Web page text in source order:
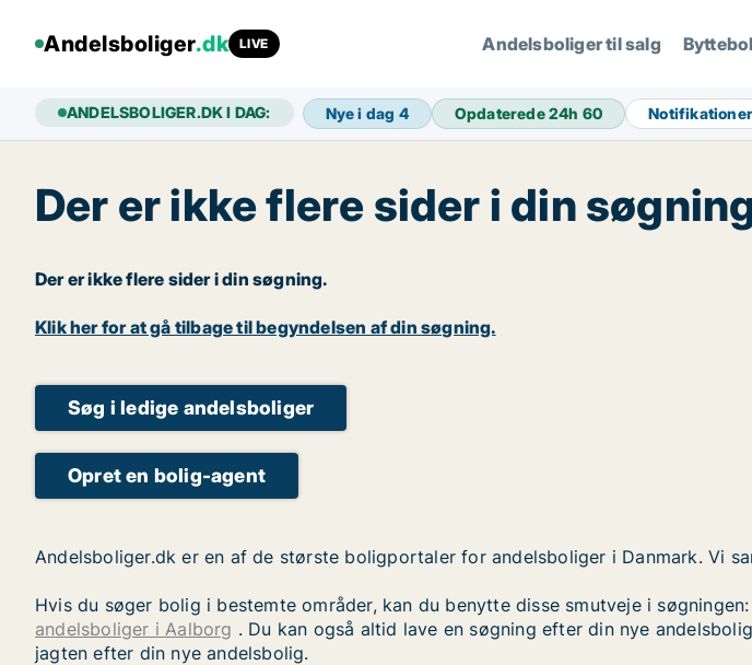
Andelsboliger.dk LIVE Andelsboliger til salg
ANDELSBOLIGER.DK I DAG: Nye i dag 4 Opdaterede 24h 60
Der er ikke flere sider i din
Der er ikke flere sider i din søgning.
Klik her for at gå tilbage til begyndelsen af din søgning.
Søg i ledige andelsboliger
Opret en bolig-agent
Andelsboliger.dk er en af de største boligportaler for andelsboliger i Danmark. Vi
Hvis du søger bolig i bestemte områder, kan du benytte disse smutveje i søgningen:
andelsboliger i Aalborg . Du kan også altid lave en søgning efter din nye
jagten efter din nye andelsbolig.